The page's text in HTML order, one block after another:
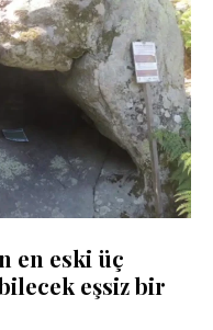
en eski üç
eşsiz bir